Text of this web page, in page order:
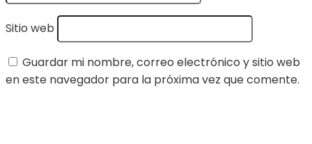
Sitio web
Guardar mi nombre, correo electrónico y sitio web
en este navegador para la próxima vez que comente.